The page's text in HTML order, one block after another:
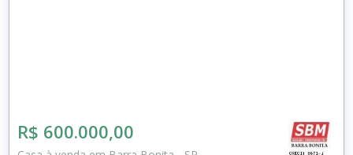
R$ 600.000,00